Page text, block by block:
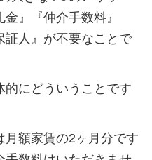
金』『仲介手数料』
証人』が不要なことで
的にどういうことです
月額家賃の2ヶ月分です